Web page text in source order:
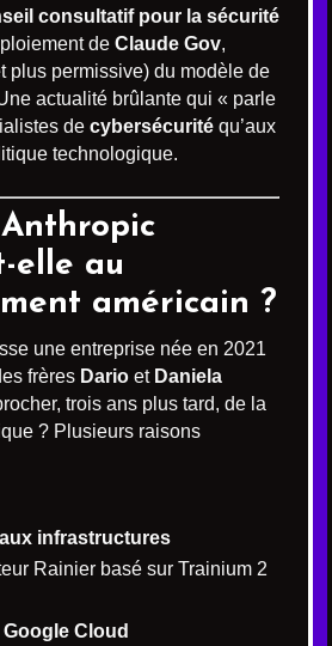
consultatif pour la sécurité
de Claude Gov,
plus permissive) du modèle de
actualité brûlante qui « parle
de cybersécurité qu’aux
technologique.
elle au
américain ?
une entreprise née en 2021
frères Dario et Daniela
trois ans plus tard, de la
? Plusieurs raisons
infrastructures
Rainier basé sur Trainium 2
Google Cloud